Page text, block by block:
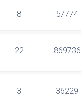
8 57774
22 869736
3 36229